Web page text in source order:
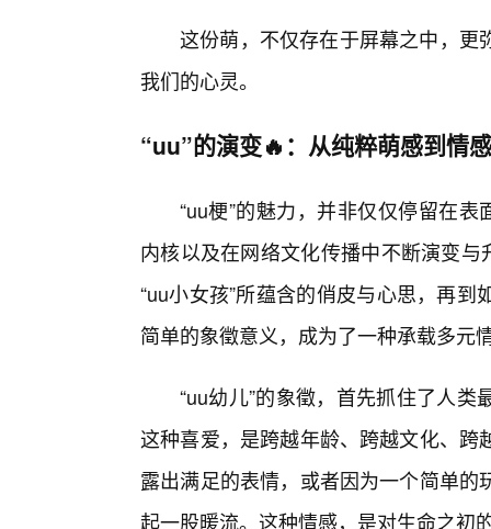
这份萌，不仅存在于屏幕之中，更
我们的心灵。
“uu”的演变🔥：从纯粹萌感到情
“uu梗”的魅力，并非仅仅停留在
内核以及在网络文化传播中不断演变与
“uu小女孩”所蕴含的俏皮与心思，再
简单的象徵意义，成为了一种承载多元
“uu幼儿”的象徵，首先抓住了人
这种喜爱，是跨越年龄、跨越文化、
露出满足的表情，或者因为一个简单
起一股暖流。这种情感，是对生命之初